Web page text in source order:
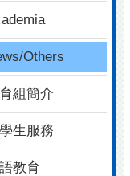
Others
組簡介
生服務
教育